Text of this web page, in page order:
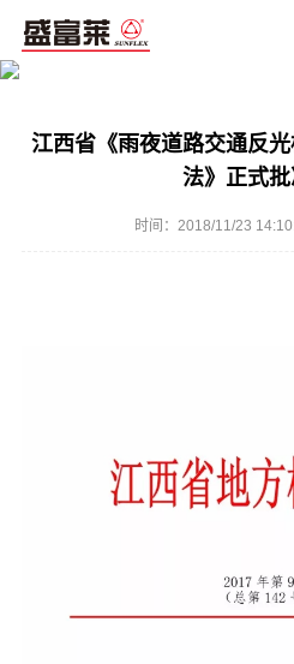
江西省《雨夜道路交通反
法》正式
时间：2018/11/23